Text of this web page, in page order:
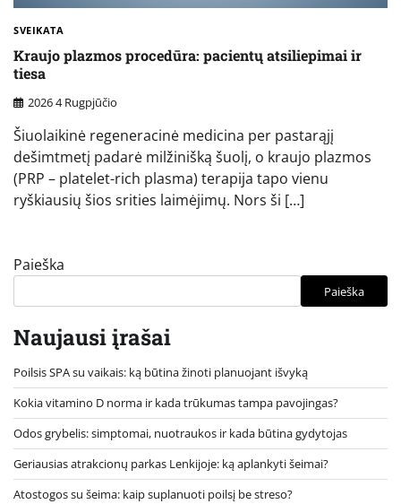
SVEIKATA
Kraujo plazmos procedūra: pacientų atsiliepimai ir
tiesa
2026 4 Rugpjūčio
Šiuolaikinė regeneracinė medicina per pastarąjį
dešimtmetį padarė milžinišką šuolį, o kraujo plazmos
(PRP – platelet-rich plasma) terapija tapo vienu
ryškiausių šios srities laimėjimų. Nors ši […]
Paieška
Paieška
Naujausi įrašai
Poilsis SPA su vaikais: ką būtina žinoti planuojant išvyką
Kokia vitamino D norma ir kada trūkumas tampa pavojingas?
Odos grybelis: simptomai, nuotraukos ir kada būtina gydytojas
Geriausias atrakcionų parkas Lenkijoje: ką aplankyti šeimai?
Atostogos su šeima: kaip suplanuoti poilsį be streso?